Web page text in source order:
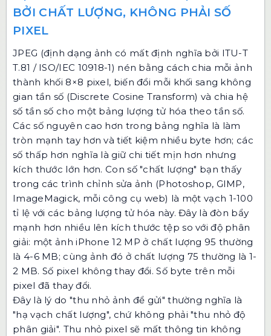
BỞI CHẤT LƯỢNG, KHÔNG PHẢI SỐ
PIXEL
JPEG (định dạng ảnh có mất định nghĩa bởi ITU-T
T.81 / ISO/IEC 10918-1) nén bằng cách chia mỗi ảnh
thành khối 8×8 pixel, biến đổi mỗi khối sang không
gian tần số (Discrete Cosine Transform) và chia hệ
số tần số cho một bảng lượng tử hóa theo tần số.
Các số nguyên cao hơn trong bảng nghĩa là làm
tròn mạnh tay hơn và tiết kiệm nhiều byte hơn; các
số thấp hơn nghĩa là giữ chi tiết mịn hơn nhưng
kích thước lớn hơn. Con số "chất lượng" bạn thấy
trong các trình chỉnh sửa ảnh (Photoshop, GIMP,
ImageMagick, mỗi công cụ web) là một vạch 1-100
tỉ lệ với các bảng lượng tử hóa này. Đây là đòn bẩy
mạnh hơn nhiều lên kích thước tệp so với độ phân
giải: một ảnh iPhone 12 MP ở chất lượng 95 thường
là 4-6 MB; cùng ảnh đó ở chất lượng 75 thường là 1-
2 MB. Số pixel không thay đổi. Số byte trên mỗi
pixel đã thay đổi.
Đây là lý do "thu nhỏ ảnh để gửi" thường nghĩa là
"hạ vạch chất lượng", chứ không phải "thu nhỏ độ
phân giải". Thu nhỏ pixel sẽ mất thông tin không